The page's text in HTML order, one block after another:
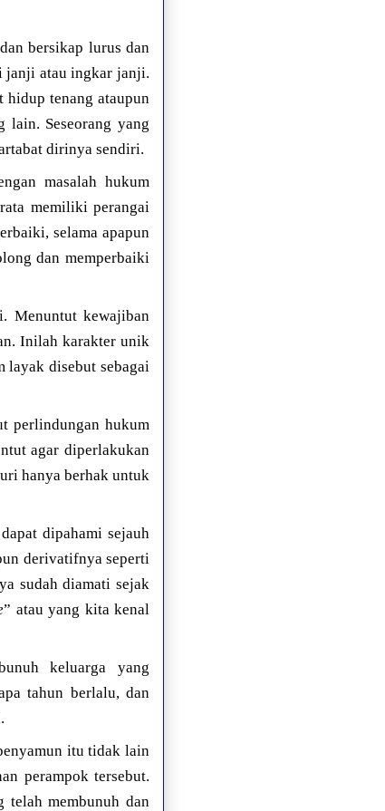
bersikap lurus dan
janji atau ingkar janji.
hidup tenang ataupun
lain. Seseorang yang
dirinya sendiri.
masalah hukum
memiliki perangai
selama apapun
dan memperbaiki
Menuntut kewajiban
Inilah karakter unik
layak disebut sebagai
perlindungan hukum
agar diperlakukan
hanya berhak untuk
dipahami sejauh
derivatifnya seperti
sudah diamati sejak
” atau yang kita kenal
keluarga yang
tahun berlalu, dan
itu tidak lain
perampok tersebut.
telah membunuh dan